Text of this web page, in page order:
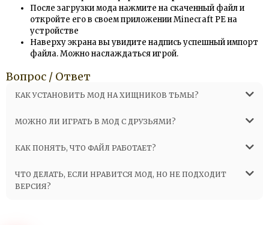
После загрузки мода нажмите на скаченный файл и
откройте его в своем приложении Minecraft PE на
устройстве
Наверху экрана вы увидите надпись успешный импорт
файла. Можно наслаждаться игрой.
Вопрос / Ответ
КАК УСТАНОВИТЬ МОД НА ХИЩНИКОВ ТЬМЫ?
МОЖНО ЛИ ИГРАТЬ В МОД С ДРУЗЬЯМИ?
КАК ПОНЯТЬ, ЧТО ФАЙЛ РАБОТАЕТ?
ЧТО ДЕЛАТЬ, ЕСЛИ НРАВИТСЯ МОД, НО НЕ ПОДХОДИТ
ВЕРСИЯ?